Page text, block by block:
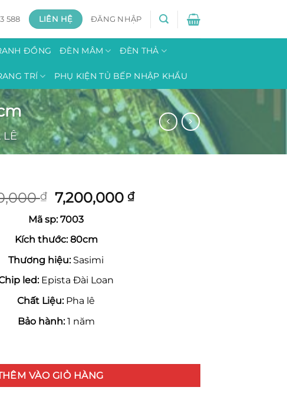
588 LIÊN HỆ ĐĂNG NHẬP
ĐỒNG ĐÈN MÂM ĐÈN THẢ
TRÍ PHỤ KIỆN TỦ BẾP NHẬP KHẨU
LÊ
₫ Giá
gốc
là:
8,800,000 ₫.
7,200,000₫Giá
Mã sp: 7003
Kích thước: 80cm
Thương hiệu:Sasimi
led:Epista Đài Loan
Chất Liệu:Pha lê
Bảo hành:1 năm
80cm số lượng
VÀO GIỎ HÀNG